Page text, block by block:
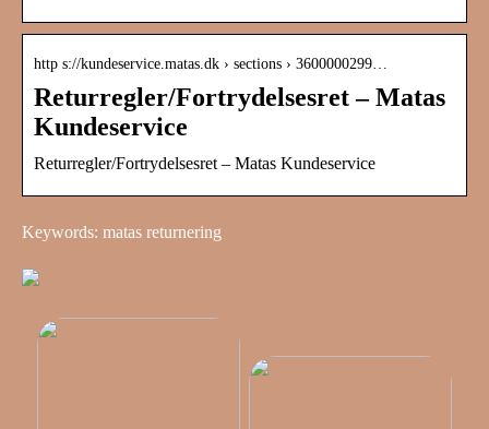
http s://kundeservice.matas.dk › sections › 3600000299…
Returregler/Fortrydelsesret – Matas
Kundeservice
Returregler/Fortrydelsesret – Matas Kundeservice
Keywords: matas returnering